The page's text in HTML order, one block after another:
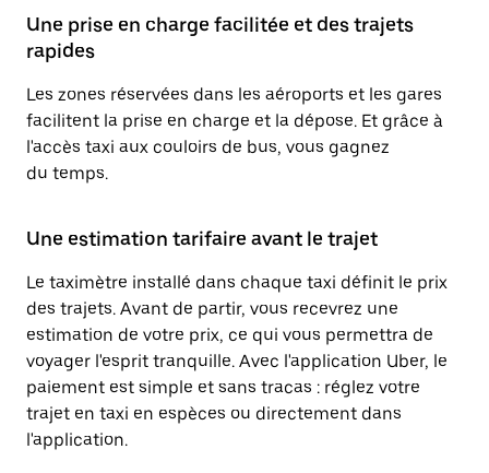
Une prise en charge facilitée et des trajets
rapides
Les zones réservées dans les aéroports et les gares
facilitent la prise en charge et la dépose. Et grâce à
l'accès taxi aux couloirs de bus, vous gagnez
du temps.
Une estimation tarifaire avant le trajet
Le taximètre installé dans chaque taxi définit le prix
des trajets. Avant de partir, vous recevrez une
estimation de votre prix, ce qui vous permettra de
voyager l'esprit tranquille. Avec l'application Uber, le
paiement est simple et sans tracas : réglez votre
trajet en taxi en espèces ou directement dans
l'application.